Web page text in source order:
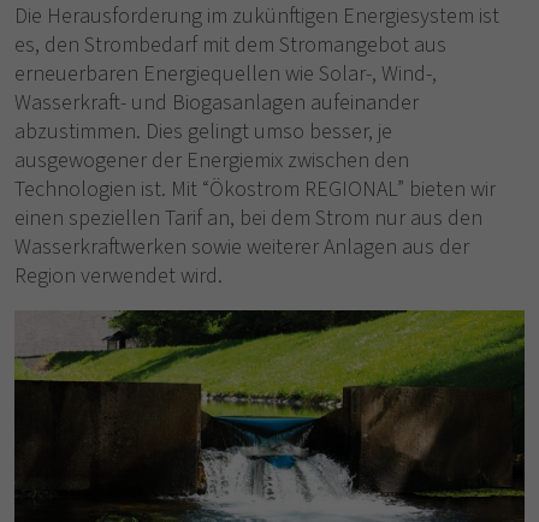
Die Herausforderung im zukünftigen Energiesystem ist
es, den Strombedarf mit dem Stromangebot aus
erneuerbaren Energiequellen wie Solar-, Wind-,
Wasserkraft- und Biogasanlagen aufeinander
abzustimmen. Dies gelingt umso besser, je
ausgewogener der Energiemix zwischen den
Technologien ist. Mit “Ökostrom REGIONAL” bieten wir
einen speziellen Tarif an, bei dem Strom nur aus den
Wasserkraftwerken sowie weiterer Anlagen aus der
Region verwendet wird.